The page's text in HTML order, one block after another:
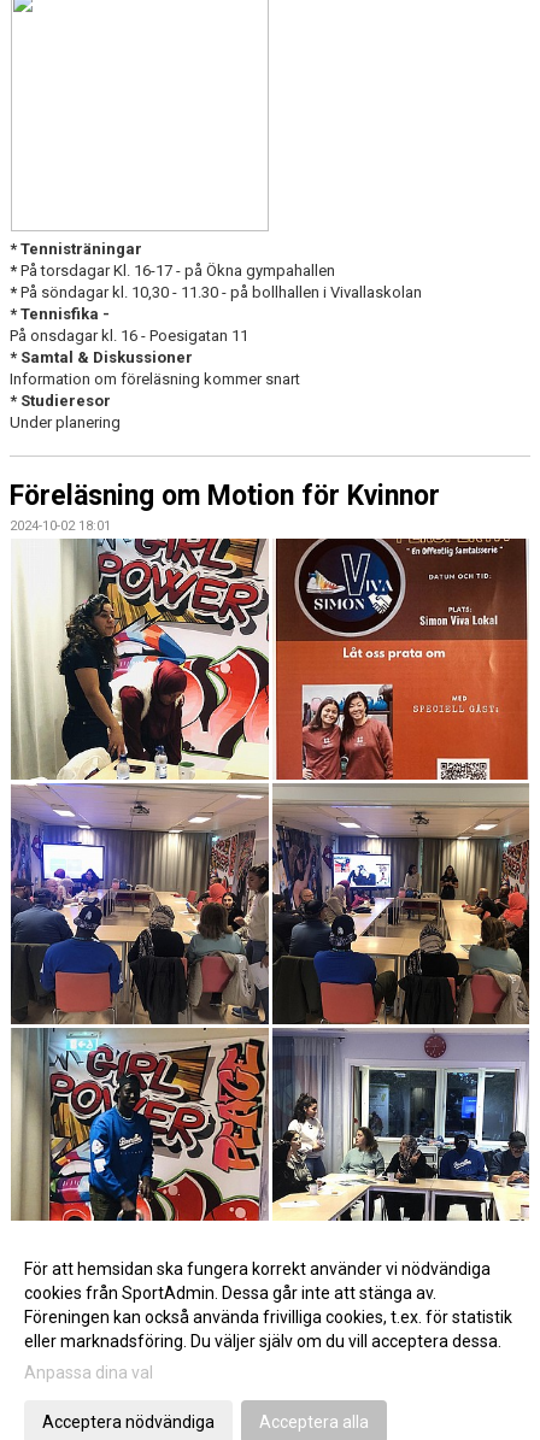
* Tennisträningar
* På torsdagar Kl. 16-17 - på Ökna gympahallen
* På söndagar kl. 10,30 - 11.30 - på bollhallen i Vivallaskolan
* Tennisfika -
På onsdagar kl. 16 - Poesigatan 11
* Samtal & Diskussioner
Information om föreläsning kommer snart
* Studieresor
Under planering
Föreläsning om Motion för Kvinnor
2024-10-02 18:01
Gå till Webbversion
För att hemsidan ska fungera korrekt använder vi nödvändiga
cookies från SportAdmin. Dessa går inte att stänga av.
Föreningen kan också använda frivilliga cookies, t.ex. för statistik
eller marknadsföring. Du väljer själv om du vill acceptera dessa.
Anpassa dina val
Acceptera nödvändiga Acceptera alla